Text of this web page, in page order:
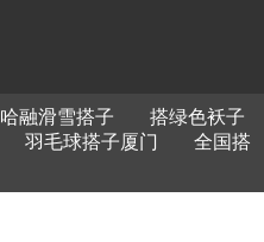
哈融滑雪搭子
搭绿色袄子
羽毛球搭子厦门
全国搭